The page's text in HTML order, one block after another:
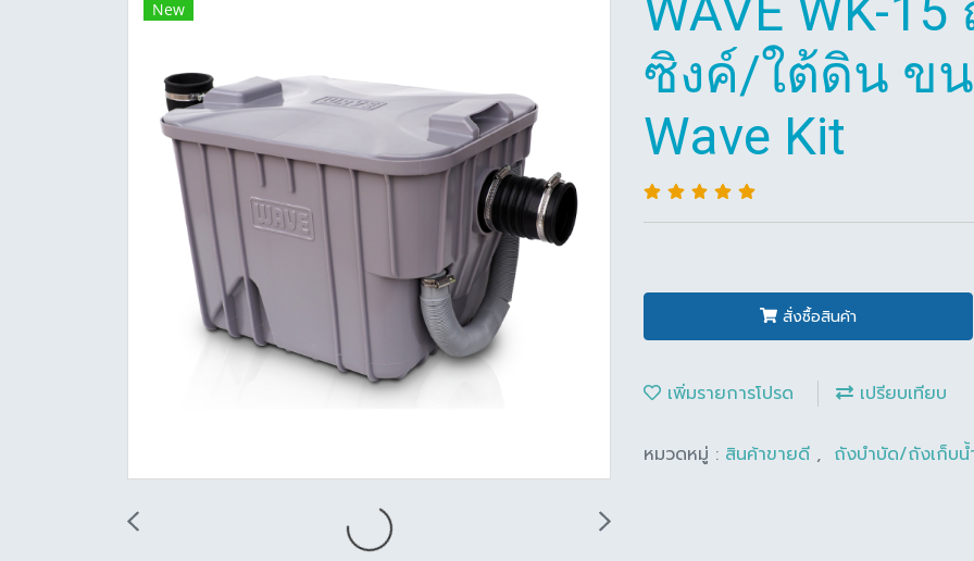
New
WAVE WK-
ซิงค์/ใต้ดิน ข
Wave Kit
สั่งซื้อสินค้า
เพิ่มรายการโปรด เปรียบเทียบ
หมวดหมู่ : สินค้าขายดี , ถังบำบัด/ถังเก็บ